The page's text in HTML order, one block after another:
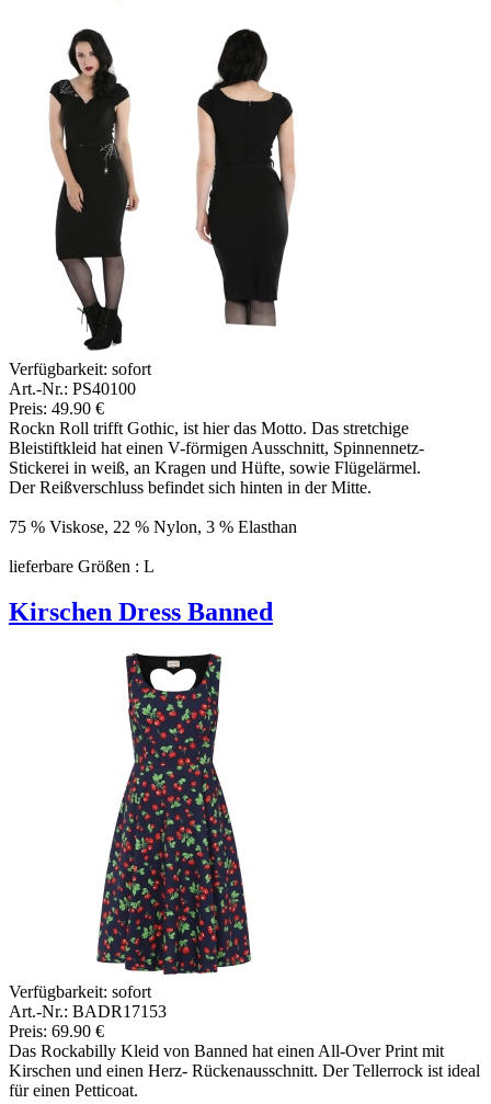
Verfügbarkeit: sofort
Art.-Nr.: PS40100
Preis: 49.90 €
Rockn Roll trifft Gothic, ist hier das Motto. Das stretchige
Bleistiftkleid hat einen V-förmigen Ausschnitt, Spinnennetz-
Stickerei in weiß, an Kragen und Hüfte, sowie Flügelärmel.
Der Reißverschluss befindet sich hinten in der Mitte.
75 % Viskose, 22 % Nylon, 3 % Elasthan
lieferbare Größen : L
Kirschen Dress Banned
Verfügbarkeit: sofort
Art.-Nr.: BADR17153
Preis: 69.90 €
Das Rockabilly Kleid von Banned hat einen All-Over Print mit
Kirschen und einen Herz- Rückenausschnitt. Der Tellerrock ist ideal
für einen Petticoat.